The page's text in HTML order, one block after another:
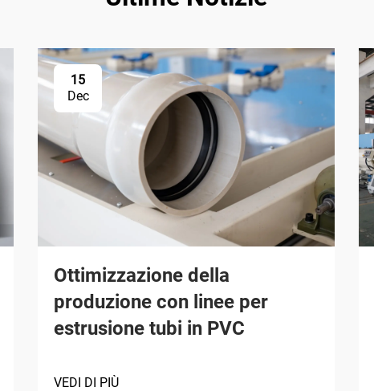
15
Dec
Ottimizzazione della
produzione con linee per
estrusione tubi in PVC
VEDI DI PIÙ